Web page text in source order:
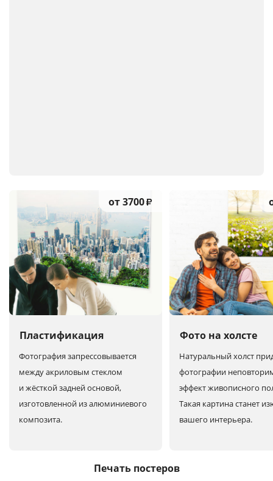
Пластификация
от 3700₽
Фотография запрессовывается
между акриловым стеклом
и жёсткой задней основой,
изготовленной из алюминиевого
композита.
Фото на холсте
Натуральный холст
фотографии
эффект живописного
Такая картина станет
вашего интерьера.
Печать постеров